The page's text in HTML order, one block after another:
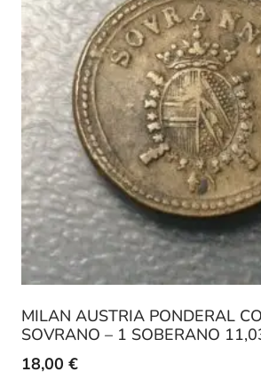
MILAN AUSTRIA PONDERAL
SOVRANO – 1 SOBERANO
18,00 €